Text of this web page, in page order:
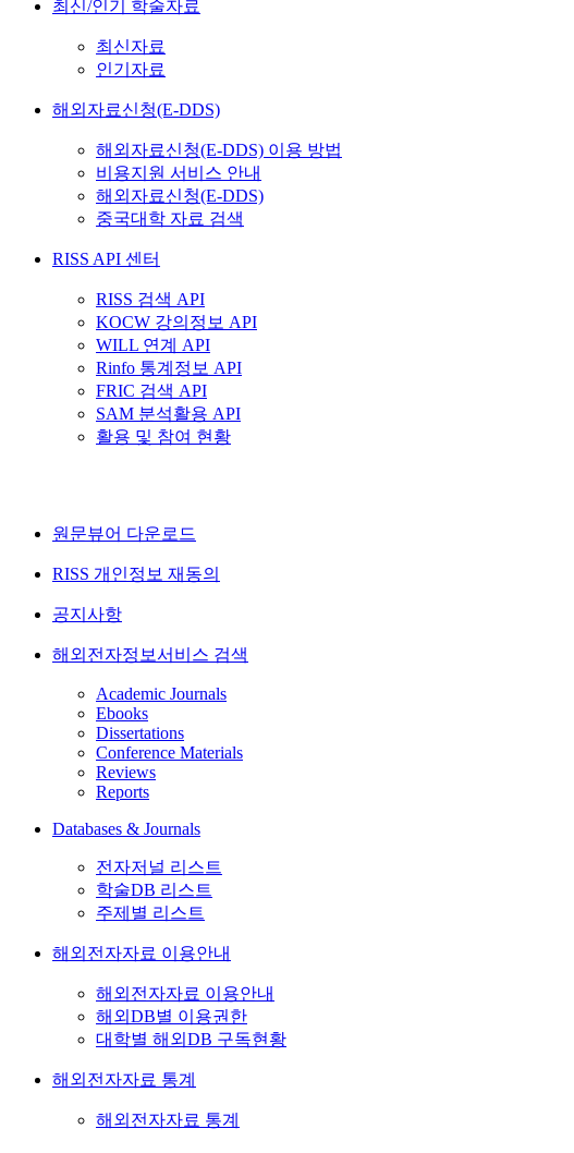
최신/인기 학술자료
최신자료
인기자료
해외자료신청(E-DDS)
해외자료신청(E-DDS) 이용 방법
비용지원 서비스 안내
해외자료신청(E-DDS)
중국대학 자료 검색
RISS API 센터
RISS 검색 API
KOCW 강의정보 API
WILL 연계 API
Rinfo 통계정보 API
FRIC 검색 API
SAM 분석활용 API
활용 및 참여 현황
원문뷰어 다운로드
RISS 개인정보 재동의
공지사항
해외전자정보서비스 검색
Academic Journals
Ebooks
Dissertations
Conference Materials
Reviews
Reports
Databases & Journals
전자저널 리스트
학술DB 리스트
주제별 리스트
해외전자자료 이용안내
해외전자자료 이용안내
해외DB별 이용권한
대학별 해외DB 구독현황
해외전자자료 통계
해외전자자료 통계